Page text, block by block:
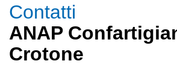
Contatti
ANAP
Crotone